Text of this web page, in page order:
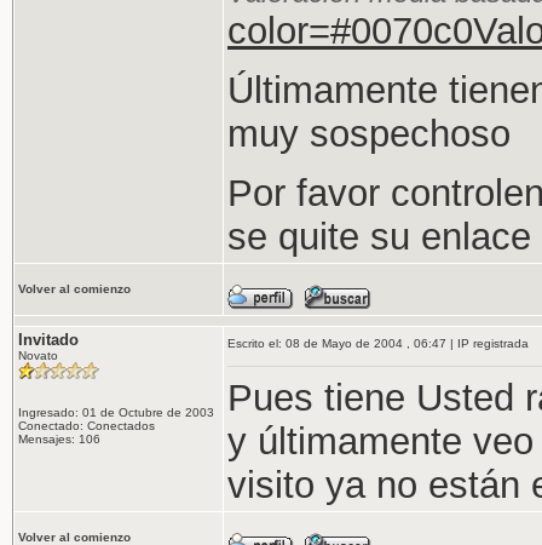
Últimamente
muy sospechoso
Por favor
se quite su
Volver al comienzo
Invitado
Novato
Ingresado: 01 de Octubre de 2003
Conectado: Conectados
Mensajes: 106
Escrito el: 08 de Mayo de 2004 , 06:47 | IP registrada
Pues tiene Usted
y últimamente
visito ya no están
Volver al comienzo